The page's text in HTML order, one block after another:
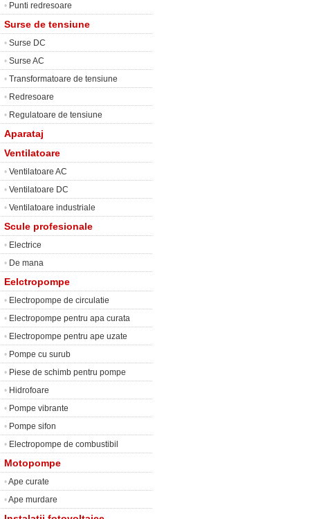
• Punti redresoare
Surse de tensiune
• Surse DC
• Surse AC
• Transformatoare de tensiune
• Redresoare
• Regulatoare de tensiune
Aparataj
Ventilatoare
• Ventilatoare AC
• Ventilatoare DC
• Ventilatoare industriale
Scule profesionale
• Electrice
• De mana
Eelctropompe
• Electropompe de circulatie
• Electropompe pentru apa curata
• Electropompe pentru ape uzate
• Pompe cu surub
• Piese de schimb pentru pompe
• Hidrofoare
• Pompe vibrante
• Pompe sifon
• Electropompe de combustibil
Motopompe
•Ape curate
•Ape murdare